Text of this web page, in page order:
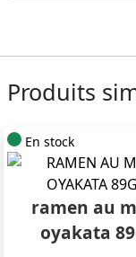
Produits
En stock
ramen au
oyakata